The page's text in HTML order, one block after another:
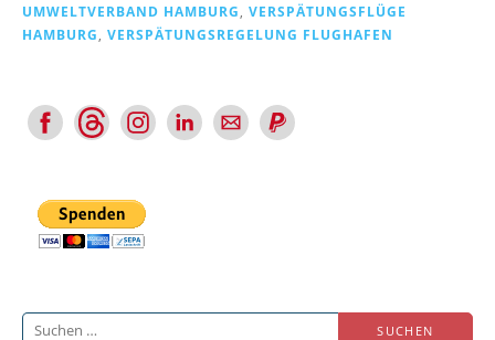
UMWELTVERBAND HAMBURG
VERSPÄTUNGSFLÜGE
HAMBURG
VERSPÄTUNGSREGELUNG FLUGHAFEN
Suchen